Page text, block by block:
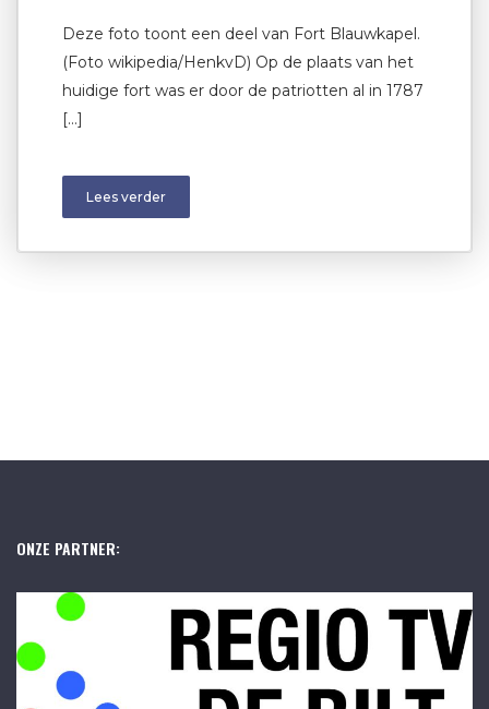
Deze foto toont een deel van Fort Blauwkapel.
(Foto wikipedia/HenkvD) Op de plaats van het
huidige fort was er door de patriotten al in 1787
[…]
Lees verder
ONZE PARTNER: